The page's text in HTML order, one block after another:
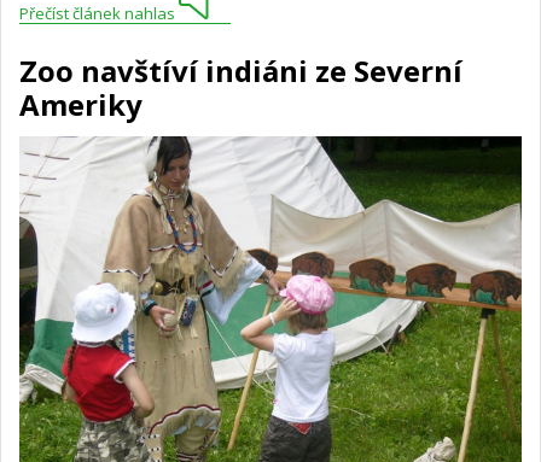
Přečíst článek nahlas
Zoo navštíví indiáni ze Severní
Ameriky